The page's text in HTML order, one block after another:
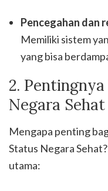
Pencegahan dan
Memiliki sistem
yang bisa
2.
Negara Sehat
Mengapa penting
Status Negara
utama: